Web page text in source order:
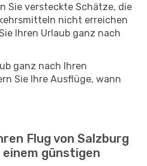
Sie versteckte Schätze, die
nicht erreichen
Ihren Urlaub ganz nach
ganz nach Ihren
Sie Ihre Ausflüge, wann
Flug von Salzburg
günstigen